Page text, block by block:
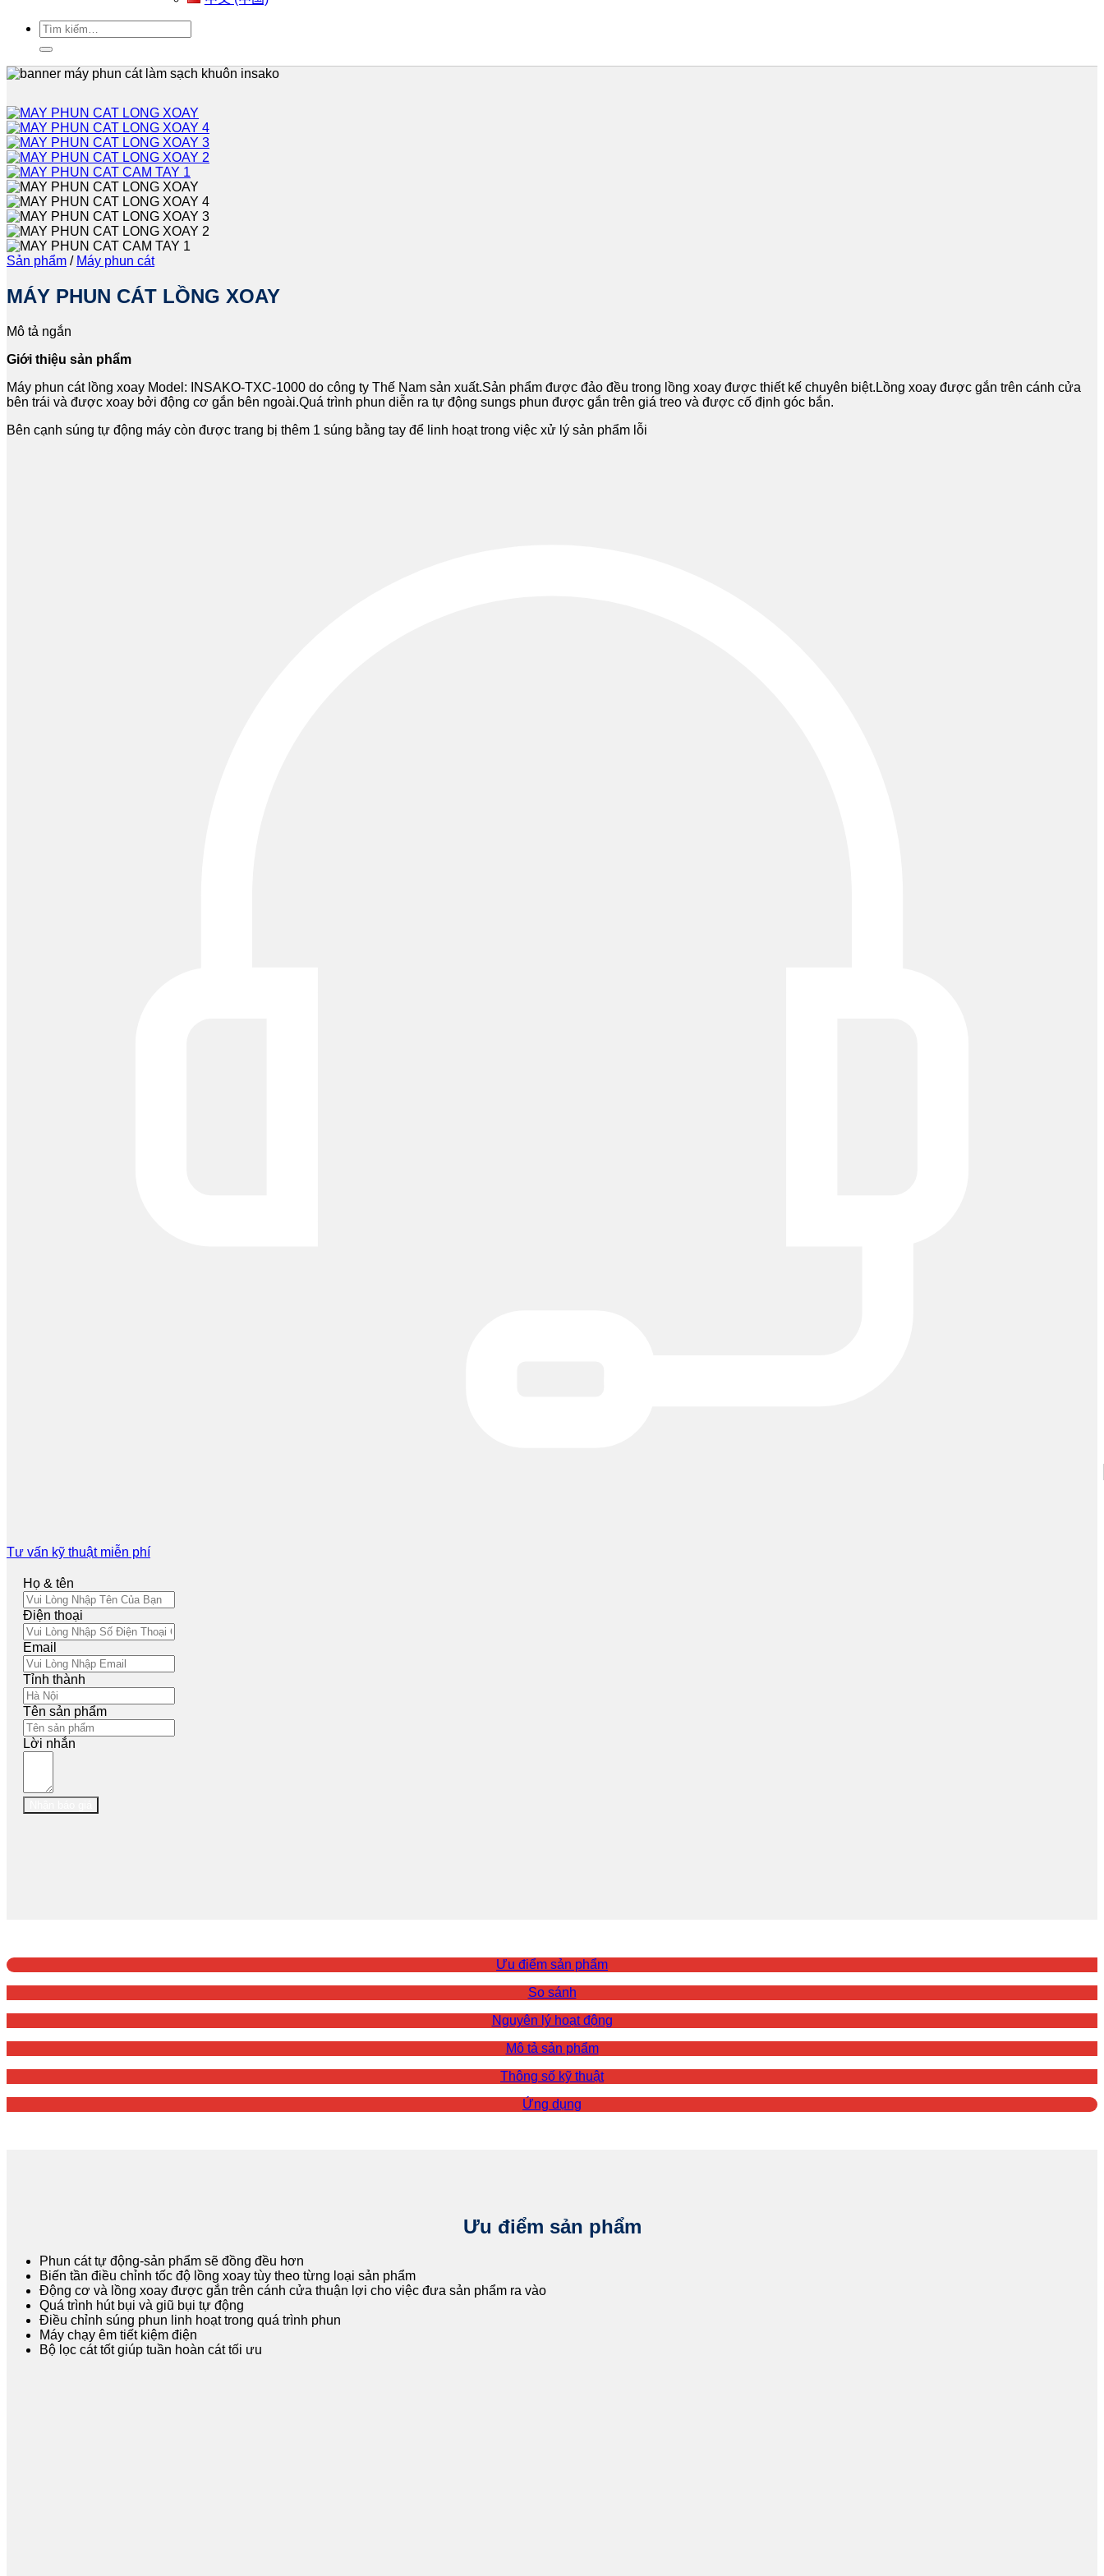
Tìm
kiếm:
Sản phẩm / Máy phun cát
MÁY PHUN CÁT LỒNG XOAY
Mô tả ngắn
Giới thiệu sản phẩm
Máy phun cát lồng xoay Model: INSAKO-TXC-1000 do công ty Thế Nam sản xuất.Sản phẩm được đảo đều trong lồng xoay được thiết kế chuyên biệt.Lồng xoay được gắn trên cánh cửa
bên trái và được xoay bởi động cơ gắn bên ngoài.Quá trình phun diễn ra tự động sungs phun được gắn trên giá treo và được cố định góc bắn.
Bên cạnh súng tự động máy còn được trang bị thêm 1 súng bằng tay để linh hoạt trong việc xử lý sản phẩm lỗi
Tư vấn kỹ thuật miễn phí
Họ & tên
Điện thoại
Email
Tỉnh thành
Tên sản phẩm
Lời nhắn
Ưu điểm sản phẩm
So sánh
Nguyên lý hoạt động
Mô tả sản phẩm
Thông số kỹ thuật
Ứng dụng
Ưu điểm sản phẩm
Phun cát tự động-sản phẩm sẽ đồng đều hơn
Biến tần điều chỉnh tốc độ lồng xoay tùy theo từng loại sản phẩm
Động cơ và lồng xoay được gắn trên cánh cửa thuận lợi cho việc đưa sản phẩm ra vào
Quá trình hút bụi và giũ bụi tự động
Điều chỉnh súng phun linh hoạt trong quá trình phun
Máy chạy êm tiết kiệm điện
Bộ lọc cát tốt giúp tuần hoàn cát tối ưu